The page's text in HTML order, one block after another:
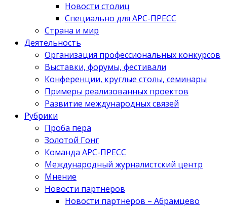
Новости столиц
Специально для АРС-ПРЕСС
Страна и мир
Деятельность
Организация профессиональных конкурсов
Выставки, форумы, фестивали
Конференции, круглые столы, семинары
Примеры реализованных проектов
Развитие международных связей
Рубрики
Проба пера
Золотой Гонг
Команда АРС-ПРЕСС
Международный журналистский центр
Мнение
Новости партнеров
Новости партнеров – Абрамцево